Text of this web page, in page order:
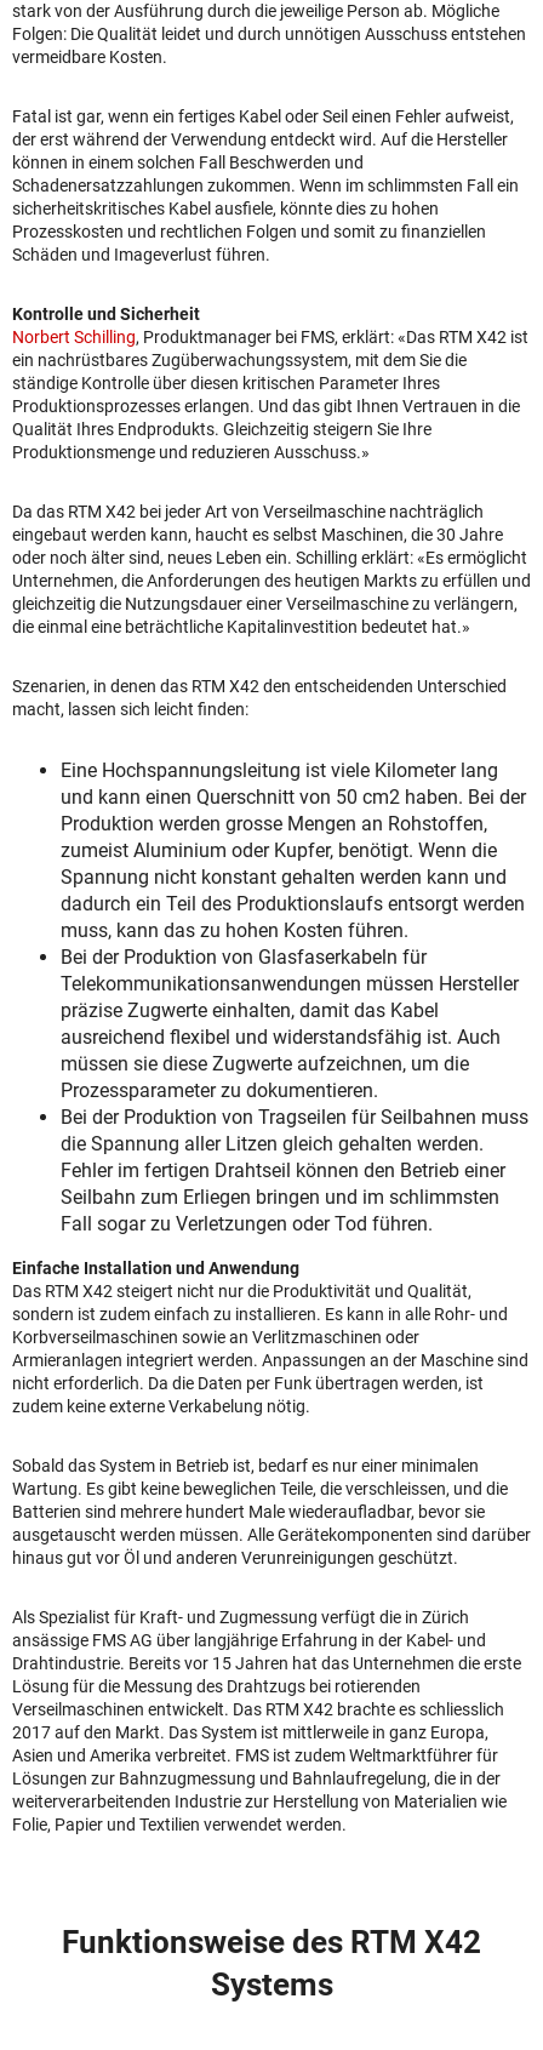
stark von der Ausführung durch die jeweilige Person ab. Mögliche
Folgen: Die Qualität leidet und durch unnötigen Ausschuss entstehen
vermeidbare Kosten.
Fatal ist gar, wenn ein fertiges Kabel oder Seil einen Fehler aufweist,
der erst während der Verwendung entdeckt wird. Auf die Hersteller
können in einem solchen Fall Beschwerden und
Schadenersatzzahlungen zukommen. Wenn im schlimmsten Fall ein
sicherheitskritisches Kabel ausfiele, könnte dies zu hohen
Prozesskosten und rechtlichen Folgen und somit zu finanziellen
Schäden und Imageverlust führen.
Kontrolle und Sicherheit
Norbert Schilling, Produktmanager bei FMS, erklärt: «Das RTM X42 ist
ein nachrüstbares Zugüberwachungssystem, mit dem Sie die
ständige Kontrolle über diesen kritischen Parameter Ihres
Produktionsprozesses erlangen. Und das gibt Ihnen Vertrauen in die
Qualität Ihres Endprodukts. Gleichzeitig steigern Sie Ihre
Produktionsmenge und reduzieren Ausschuss.»
Da das RTM X42 bei jeder Art von Verseilmaschine nachträglich
eingebaut werden kann, haucht es selbst Maschinen, die 30 Jahre
oder noch älter sind, neues Leben ein. Schilling erklärt: «Es ermöglicht
Unternehmen, die Anforderungen des heutigen Markts zu erfüllen und
gleichzeitig die Nutzungsdauer einer Verseilmaschine zu verlängern,
die einmal eine beträchtliche Kapitalinvestition bedeutet hat.»
Szenarien, in denen das RTM X42 den entscheidenden Unterschied
macht, lassen sich leicht finden:
Eine Hochspannungsleitung ist viele Kilometer lang
und kann einen Querschnitt von 50 cm2 haben. Bei der
Produktion werden grosse Mengen an Rohstoffen,
zumeist Aluminium oder Kupfer, benötigt. Wenn die
Spannung nicht konstant gehalten werden kann und
dadurch ein Teil des Produktionslaufs entsorgt werden
muss, kann das zu hohen Kosten führen.
Bei der Produktion von Glasfaserkabeln für
Telekommunikationsanwendungen müssen Hersteller
präzise Zugwerte einhalten, damit das Kabel
ausreichend flexibel und widerstandsfähig ist. Auch
müssen sie diese Zugwerte aufzeichnen, um die
Prozessparameter zu dokumentieren.
Bei der Produktion von Tragseilen für Seilbahnen muss
die Spannung aller Litzen gleich gehalten werden.
Fehler im fertigen Drahtseil können den Betrieb einer
Seilbahn zum Erliegen bringen und im schlimmsten
Fall sogar zu Verletzungen oder Tod führen.
Einfache Installation und Anwendung
Das RTM X42 steigert nicht nur die Produktivität und Qualität,
sondern ist zudem einfach zu installieren. Es kann in alle Rohr- und
Korbverseilmaschinen sowie an Verlitzmaschinen oder
Armieranlagen integriert werden. Anpassungen an der Maschine sind
nicht erforderlich. Da die Daten per Funk übertragen werden, ist
zudem keine externe Verkabelung nötig.
Sobald das System in Betrieb ist, bedarf es nur einer minimalen
Wartung. Es gibt keine beweglichen Teile, die verschleissen, und die
Batterien sind mehrere hundert Male wiederaufladbar, bevor sie
ausgetauscht werden müssen. Alle Gerätekomponenten sind darüber
hinaus gut vor Öl und anderen Verunreinigungen geschützt.
Als Spezialist für Kraft- und Zugmessung verfügt die in Zürich
ansässige FMS AG über langjährige Erfahrung in der Kabel- und
Drahtindustrie. Bereits vor 15 Jahren hat das Unternehmen die erste
Lösung für die Messung des Drahtzugs bei rotierenden
Verseilmaschinen entwickelt. Das RTM X42 brachte es schliesslich
2017 auf den Markt. Das System ist mittlerweile in ganz Europa,
Asien und Amerika verbreitet. FMS ist zudem Weltmarktführer für
Lösungen zur Bahnzugmessung und Bahnlaufregelung, die in der
weiterverarbeitenden Industrie zur Herstellung von Materialien wie
Folie, Papier und Textilien verwendet werden.
Funktionsweise des RTM X42
Systems